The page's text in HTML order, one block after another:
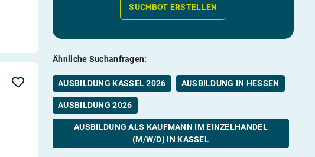
SUCHBOT ERSTELLEN
Ähnliche Suchanfragen:
AUSBILDUNG KASSEL 2026 AUSBILDUNG IN HESSEN
AUSBILDUNG 2026
AUSBILDUNG ALS KAUFMANN IM EINZELHANDEL
(M/W/D) IN KASSEL